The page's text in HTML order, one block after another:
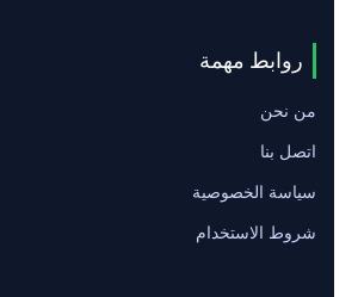
روابط مهمة
من نحن
اتصل بنا
سياسة الخصوصية
شروط الاستخدام